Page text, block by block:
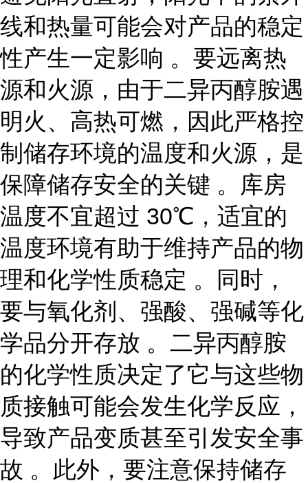
线和热量可能会对产品的稳定
性产生一定影响 。要远离热
源和火源，由于二异丙醇胺遇
明火、高热可燃，因此严格控
制储存环境的温度和火源，是
保障储存安全的关键 。库房
温度不宜超过 30℃，适宜的
温度环境有助于维持产品的物
理和化学性质稳定 。同时，
要与氧化剂、强酸、强碱等化
学品分开存放 。二异丙醇胺
的化学性质决定了它与这些物
质接触可能会发生化学反应，
导致产品变质甚至引发安全事
故 。此外，要注意保持储存